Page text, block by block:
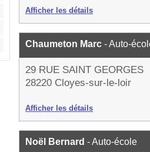
Afficher les détails
Chaumeton Marc - Auto-
29 RUE SAINT GEORGES
28220 Cloyes-sur-le-loir
Afficher les détails
Noël Bernard - Auto-école